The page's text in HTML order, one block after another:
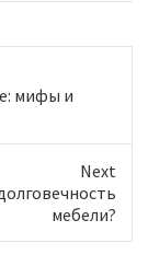
мифы и
Next
мебели?